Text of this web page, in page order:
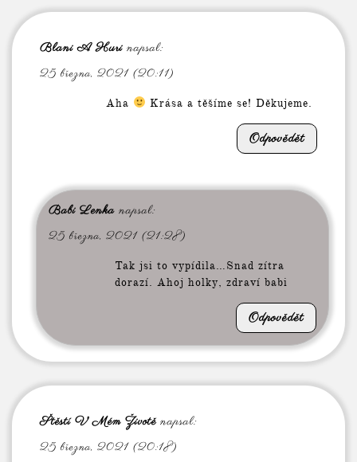
Blani A Huri napsal:
25 března, 2021 (20:11)
Aha Krása a těšíme se! Děkujeme.
Odpovědět
Babi Lenka napsal:
25 března, 2021 (21:28)
Tak jsi to vypídila…Snad zítra
dorazí. Ahoj holky, zdraví babi
Odpovědět
Štěstí V Mém Životě napsal:
25 března, 2021 (20:18)